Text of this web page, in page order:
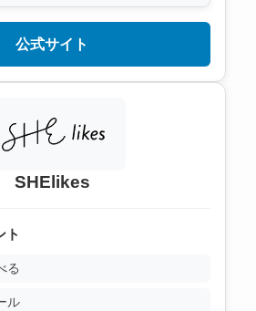
公式サイト
SHElikes
ト
る
ル